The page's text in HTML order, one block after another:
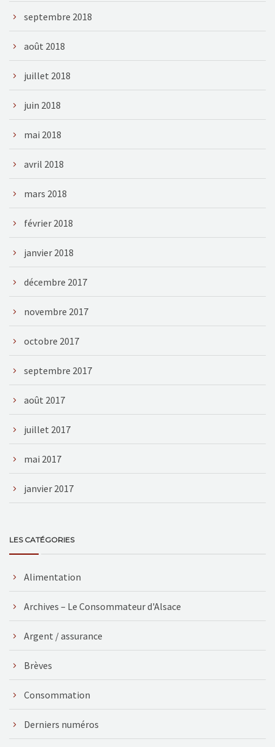
septembre 2018
août 2018
juillet 2018
juin 2018
mai 2018
avril 2018
mars 2018
février 2018
janvier 2018
décembre 2017
novembre 2017
octobre 2017
septembre 2017
août 2017
juillet 2017
mai 2017
janvier 2017
LES CATÉGORIES
Alimentation
Archives – Le Consommateur d'Alsace
Argent / assurance
Brèves
Consommation
Derniers numéros